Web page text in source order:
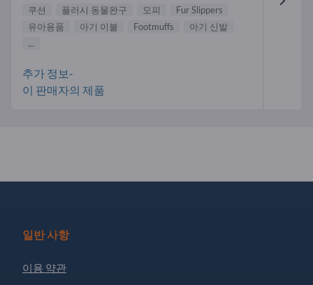
쿠션 플러시 동물완구 모피
Fur Slippers
유아용품
아기 이불 Footmuffs
아기 신발
...
추가 정보-
이 판매자의 제품
일반 사항
이용 약관